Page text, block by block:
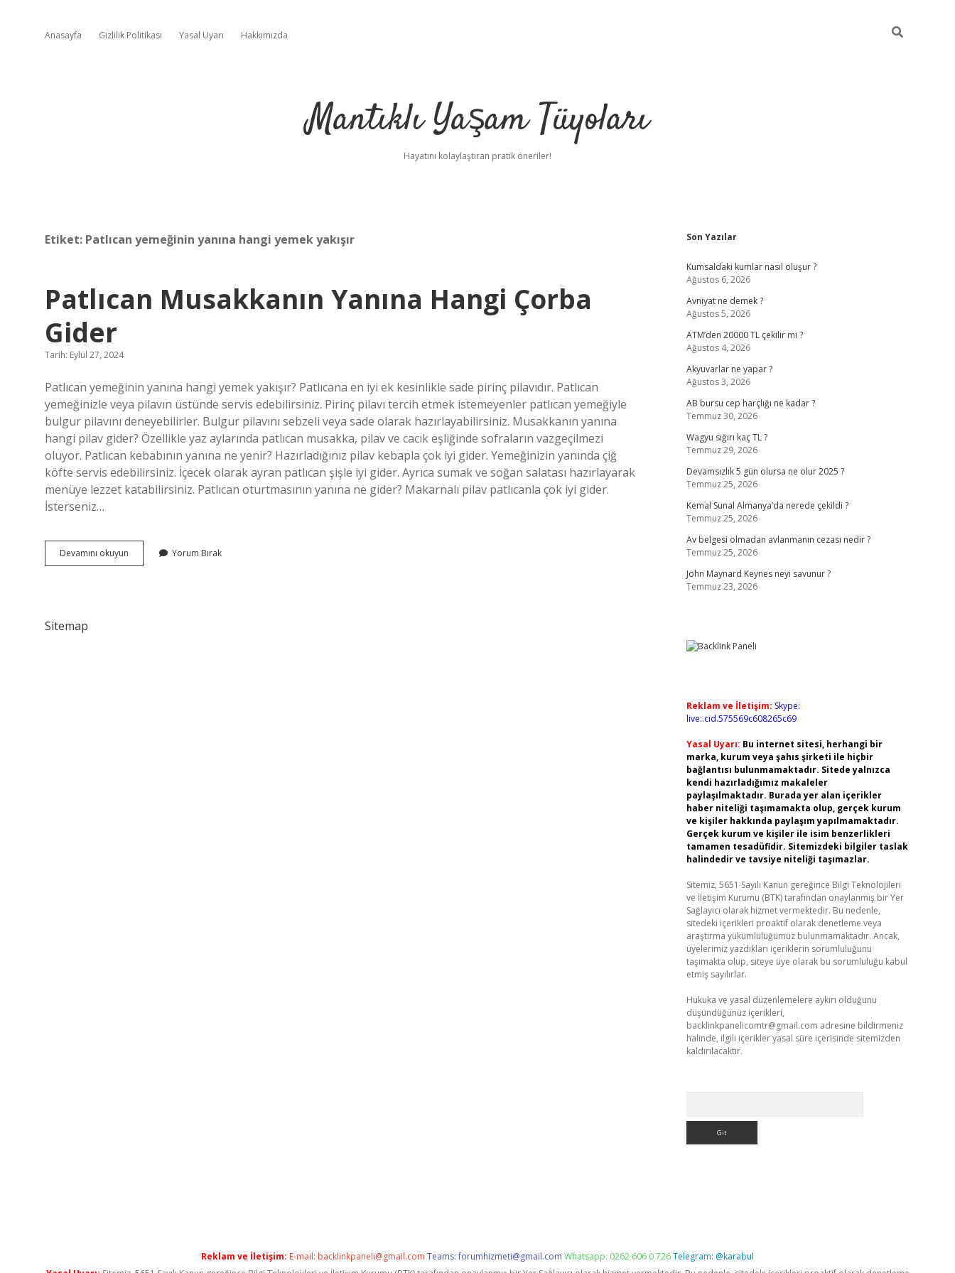
Anasayfa Gizlilik Politikası Yasal Uyarı Hakkımızda
Mantıklı Yaşam Tüyoları
Hayatını kolaylaştıran pratik öneriler!
Etiket: Patlıcan yemeğinin yanına hangi yemek yakışır
Patlıcan Musakkanın Yanına Hangi Çorba
Gider
Tarih: Eylül 27, 2024
Patlıcan yemeğinin yanına hangi yemek yakışır? Patlıcana en iyi ek kesinlikle sade pirinç pilavıdır. Patlıcan
yemeğinizle veya pilavın üstünde servis edebilirsiniz. Pirinç pilavı tercih etmek istemeyenler patlıcan yemeğiyle
bulgur pilavını deneyebilirler. Bulgur pilavını sebzeli veya sade olarak hazırlayabilirsiniz. Musakkanın yanına
hangi pilav gider? Özellikle yaz aylarında patlıcan musakka, pilav ve cacık eşliğinde sofraların vazgeçilmezi
oluyor. Patlıcan kebabının yanına ne yenir? Hazırladığınız pilav kebapla çok iyi gider. Yemeğinizin yanında çiğ
köfte servis edebilirsiniz. İçecek olarak ayran patlıcan şişle iyi gider. Ayrıca sumak ve soğan salatası hazırlayarak
menüye lezzet katabilirsiniz. Patlıcan oturtmasının yanına ne gider? Makarnalı pilav patlıcanla çok iyi gider.
İsterseniz…
Devamını okuyun
Musakkanın
Yorum Bırak
Sitemap
Sidebar
Son Yazılar
Kumsaldaki kumlar nasıl oluşur ?
Ağustos 6, 2026
Avniyat ne demek ?
Ağustos 5, 2026
ATM’den 20000 TL çekilir mi ?
Ağustos 4, 2026
Akyuvarlar ne yapar ?
Ağustos 3, 2026
AB bursu cep harçlığı ne kadar ?
Temmuz 30, 2026
Wagyu sığırı kaç TL ?
Temmuz 29, 2026
Devamsızlık 5 gün olursa ne olur 2025 ?
Temmuz 25, 2026
Kemal Sunal Almanya’da nerede çekildi ?
Temmuz 25, 2026
Av belgesi olmadan avlanmanın cezası nedir ?
Temmuz 25, 2026
John Maynard Keynes neyi savunur ?
Temmuz 23, 2026
Reklam ve İletişim: Skype:
live:.cid.575569c608265c69
Yasal Uyarı: Bu internet sitesi, herhangi bir
marka, kurum veya şahıs şirketi ile hiçbir
bağlantısı bulunmamaktadır. Sitede yalnızca
kendi hazırladığımız makaleler
paylaşılmaktadır. Burada yer alan içerikler
haber niteliği taşımamakta olup, gerçek kurum
ve kişiler hakkında paylaşım yapılmamaktadır.
Gerçek kurum ve kişiler ile isim benzerlikleri
tamamen tesadüfidir. Sitemizdeki bilgiler taslak
halindedir ve tavsiye niteliği taşımazlar.
Sitemiz, 5651 Sayılı Kanun gereğince Bilgi Teknolojileri
ve İletişim Kurumu (BTK) tarafından onaylanmış bir Yer
Sağlayıcı olarak hizmet vermektedir. Bu nedenle,
sitedeki içerikleri proaktif olarak denetleme veya
araştırma yükümlülüğümüz bulunmamaktadır. Ancak,
üyelerimiz yazdıkları içeriklerin sorumluluğunu
taşımakta olup, siteye üye olarak bu sorumluluğu kabul
etmiş sayılırlar.
Hukuka ve yasal düzenlemelere aykırı olduğunu
düşündüğünüz içerikleri,
backlinkpanelicomtr@gmail.com adresine bildirmeniz
halinde, ilgili içerikler yasal süre içerisinde sitemizden
kaldırılacaktır.
Reklam ve İletişim: E-mail: backlinkpaneli@gmail.com Teams:forumhizmeti@gmail.com Whatsapp: 0262 606 0 726Telegram: @karabul